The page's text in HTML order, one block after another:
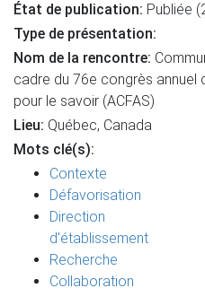
État de publication: Publiée
Type de présentation:
Nom de la rencontre:
cadre du 76e congrès
pour le savoir (ACFAS)
Lieu: Québec, Canada
Mots clé(s):
Contexte
Défavorisation
Direction
d'établissement
Recherche
Collaboration